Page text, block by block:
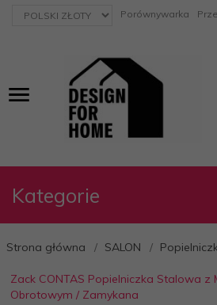
currency_h Porównywarka
Kategorie
Strona główna SALON
Zack CONTAS Popielniczka Stalowa z
Obrotowym / Zamykana